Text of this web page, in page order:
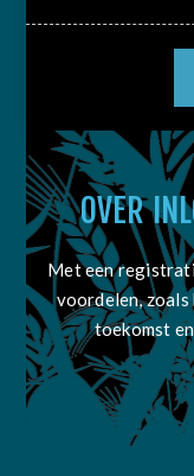
OVER
Met een
voordelen,
toekomst